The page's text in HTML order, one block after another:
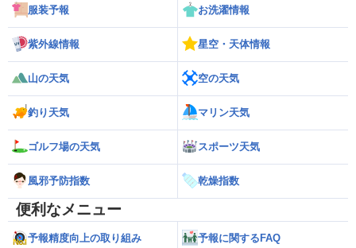
服装予報 お洗濯情報
紫外線情報 星空・天体情報
山の天気 空の天気
釣り天気 マリン天気
ゴルフ場の天気 スポーツ天気
風邪予防指数 乾燥指数
便利なメニュー
予報精度向上の取り組み 予報に関するFAQ